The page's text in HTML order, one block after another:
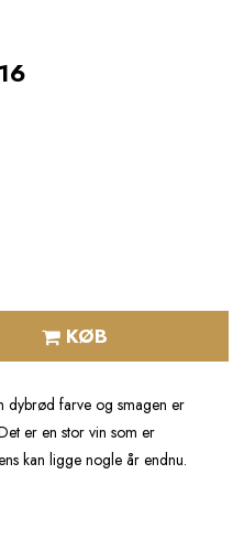
KØB
dybrød farve og smagen er
er en stor vin som er
kan ligge nogle år endnu.